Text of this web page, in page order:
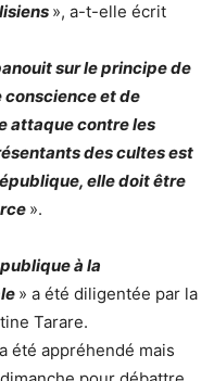
», a-t-elle écrit
sur le principe de
et de
attaque contre les
des cultes est
elle doit être
».
à la
» a été diligentée par la
Tarare.
été appréhendé mais